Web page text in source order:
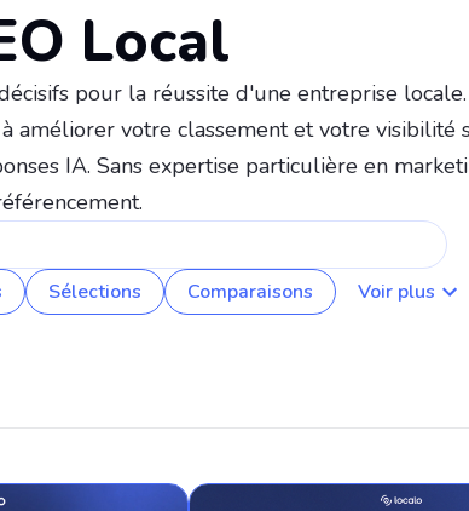
Local
pour la réussite d'une entreprise
améliorer votre classement et votre visibilité
IA. Sans expertise particulière en
Sélections Comparaisons Voir plus